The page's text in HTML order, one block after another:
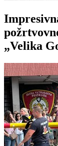
„Velika